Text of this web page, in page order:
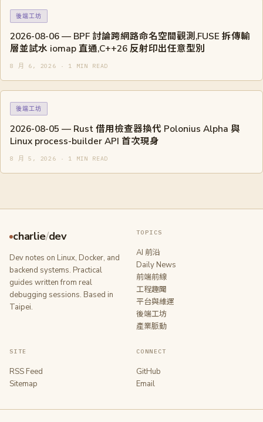
後端工坊
2026-08-06 — BPF 討論跨網路命名空間觀測,FUSE 拆傳輸
層並試水 iomap 直通,C++26 反射印出任意型別
8 月 6, 2026 · 1 MIN READ
後端工坊
2026-08-05 — Rust 借用檢查器換代 Polonius Alpha 與
Linux process-builder API 首次現身
8 月 5, 2026 · 1 MIN READ
charlie/dev
Dev notes on Linux, Docker, and
backend systems. Practical
guides written from real
debugging sessions. Based in
Taipei.
TOPICS
AI 前沿
Daily News
前端前線
工程趣聞
平台與維運
後端工坊
產業脈動
SITE
RSS Feed
Sitemap
CONNECT
GitHub
Email